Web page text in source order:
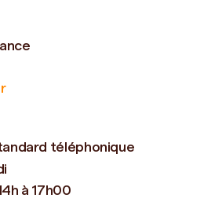
téléphonique
à 17h00